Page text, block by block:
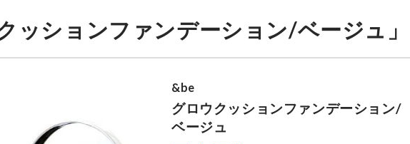
ッションファンデーション/ベージュ」